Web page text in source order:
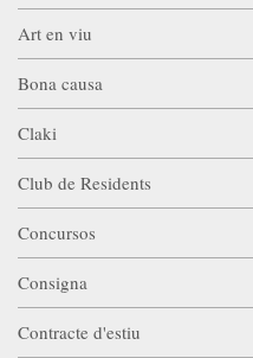
Art en viu
Bona causa
Claki
Club de Residents
Concursos
Consigna
Contracte d'estiu